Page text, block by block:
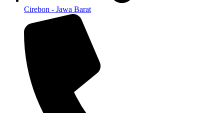
Cirebon - Jawa Barat